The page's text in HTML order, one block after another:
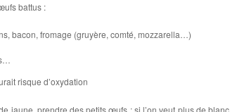
battus :
bacon, fromage (gruyère, comté, mozzarella…)
risque d’oxydation
jaune, prendre des petits œufs ; si l’on veut plus de blanc